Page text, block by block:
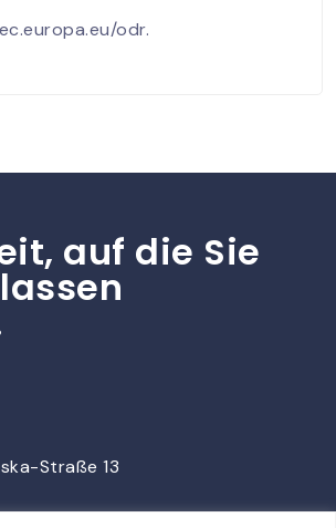
odr.
auf die Sie
Straße 13